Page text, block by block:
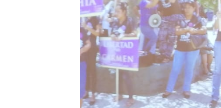
Beauvoir»